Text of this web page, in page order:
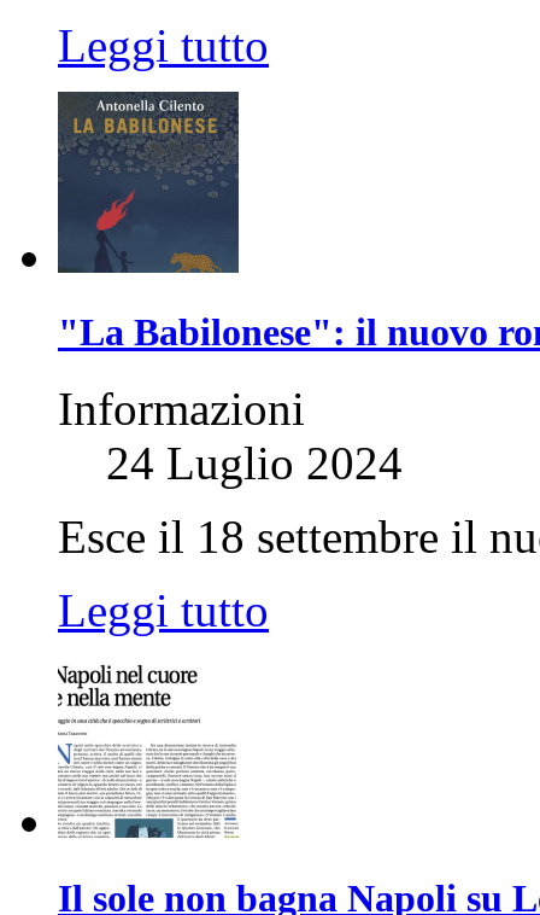
Leggi tutto
"La Babilonese": il nuovo
Informazioni
24 Luglio 2024
Esce il 18 settembre il
Leggi tutto
Il sole non bagna Napoli su